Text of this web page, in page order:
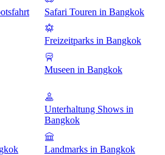
Safari Touren in Bangkok
Freizeitparks in Bangkok
Museen in Bangkok
Unterhaltung Shows in
Bangkok
Landmarks in Bangkok